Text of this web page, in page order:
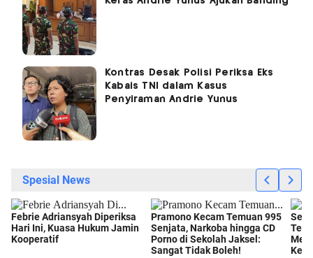
Kontras Desak Polisi Periksa Eks
Kabais TNI dalam Kasus
Penyiraman Andrie Yunus